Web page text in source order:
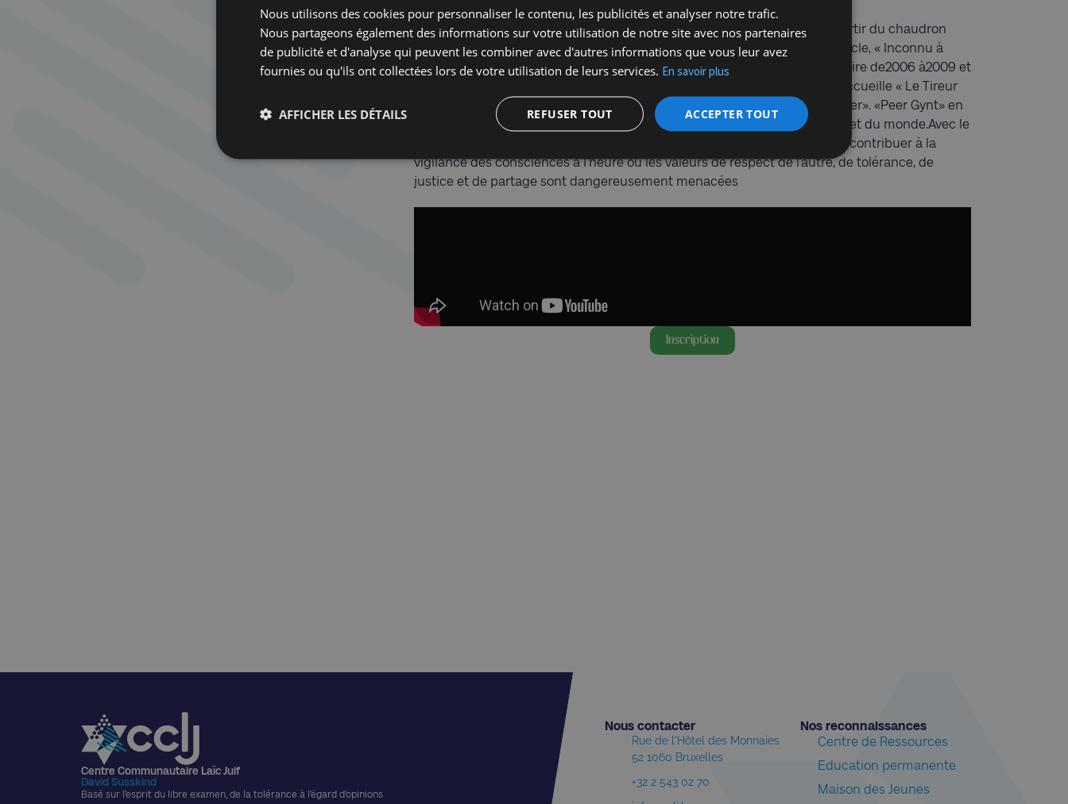
A propos de la compagnie
La Cie Théâtre en Fusion a le désir de restituer les paroles du Monde à partir du chaudron
bouillonnant, « en Fusion », du Théâtre et de la scène. Son premier spectacle, « Inconnu à
cette adresse » a connu un succès immédiat : joué au Théâtre Le Lucernaire de2006 à2009 et
en tournée, il totalise plus de 400représentations.En 2011, Le Lucernaire accueille « Le Tireur
occidental ». Ces deux spectacles parlent de notre regard face à «l’étranger». «Peer Gynt» en
2017exprime la conviction de la responsabilité individuelle vis-à-vis de soi et du monde.Avec le
projet «Jean ZAY, l’homme complet», Théâtre en Fusion cherche encore à contribuer à la
vigilance des consciences à l’heure où les valeurs de respect de l’autre, de tolérance, de
justice et de partage sont dangereusement menacées
Inscription
Centre Communautaire Laïc Juif
David Susskind
Basé sur l’esprit du libre examen, de la tolérance à l’égard d’opinions
Nous contacter​
Rue de l'Hôtel des Monnaies
52 1060 Bruxelles
+32 2 543 02 70
Nos reconnaissances​
Centre de Ressources
Education permanente
Maison des Jeunes
Nous utilisons des cookies pour personnaliser le contenu, les publicités et analyser notre trafic.
Nous partageons également des informations sur votre utilisation de notre site avec nos partenaires
de publicité et d'analyse qui peuvent les combiner avec d'autres informations que vous leur avez
fournies ou qu'ils ont collectées lors de votre utilisation de leurs services. En savoir plus
ACCEPTER TOUT
REFUSER TOUT
AFFICHER LES DÉTAILS